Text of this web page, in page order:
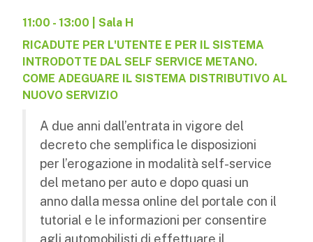
11:00 - 13:00 | Sala H
RICADUTE PER L'UTENTE E PER IL SISTEMA
INTRODOTTE DAL SELF SERVICE METANO.
COME ADEGUARE IL SISTEMA DISTRIBUTIVO AL
NUOVO SERVIZIO
A due anni dall’entrata in vigore del
decreto che semplifica le disposizioni
per l’erogazione in modalità self-service
del metano per auto e dopo quasi un
anno dalla messa online del portale con il
tutorial e le informazioni per consentire
agli automobilisti di effettuare il